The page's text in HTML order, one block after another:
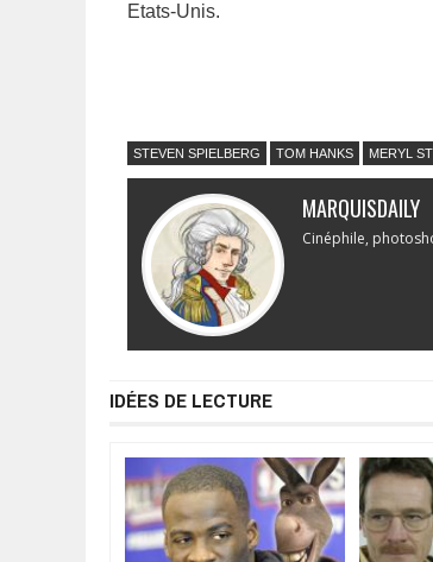
Etats-Unis.
STEVEN SPIELBERG TOM HANKS MERYL
MARQUISDAILY
Cinéphile,
IDÉES DE LECTURE